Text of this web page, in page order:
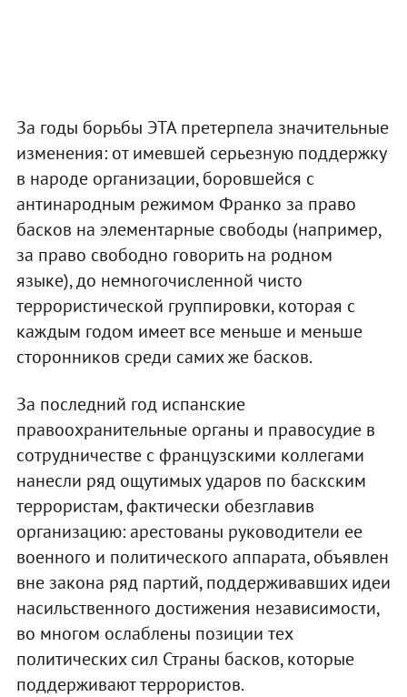
За годы борьбы ЭТА претерпела значительные
изменения: от имевшей серьезную поддержку
в народе организации, боровшейся с
антинародным режимом Франко за право
басков на элементарные свободы (например,
за право свободно говорить на родном
языке), до немногочисленной чисто
террористической группировки, которая с
каждым годом имеет все меньше и меньше
сторонников среди самих же басков.
За последний год испанские
правоохранительные органы и правосудие в
сотрудничестве с французскими коллегами
нанесли ряд ощутимых ударов по баскским
террористам, фактически обезглавив
организацию: арестованы руководители ее
военного и политического аппарата, объявлен
вне закона ряд партий, поддерживавших идеи
насильственного достижения независимости,
во многом ослаблены позиции тех
политических сил Страны басков, которые
поддерживают террористов.